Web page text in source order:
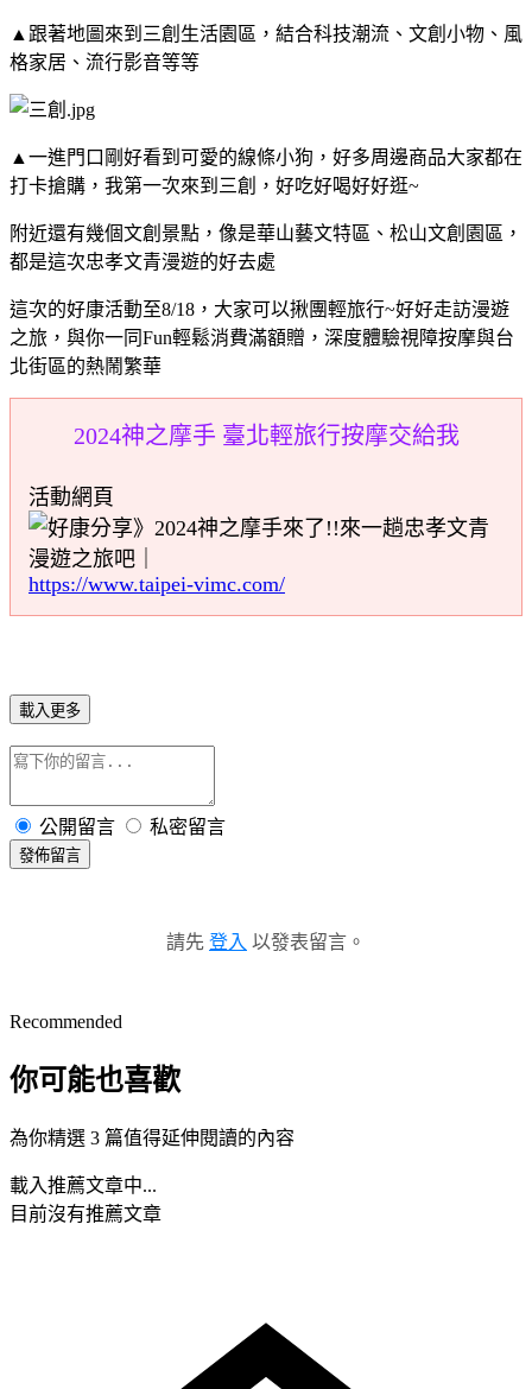
▲跟著地圖來到三創生活園區，結合科技潮流、文創小物、風
格家居、流行影音等等
▲一進門口剛好看到可愛的線條小狗，好多周邊商品大家都在
打卡搶購，我第一次來到三創，好吃好喝好好逛~
附近還有幾個文創景點，像是華山藝文特區、松山文創園區，
都是這次忠孝文青漫遊的好去處
這次的好康活動至8/18，大家可以揪團輕旅行~好好走訪漫遊
之旅，與你一同Fun輕鬆消費滿額贈，深度體驗視障按摩與台
北街區的熱鬧繁華
2024神之摩手 臺北輕旅行按摩交給我
活動網頁
https://www.taipei-vimc.com/
載入更多
公開留言 私密留言
發佈留言
請先 登入 以發表留言。
Recommended
你可能也喜歡
為你精選 3 篇值得延伸閱讀的內容
載入推薦文章中...
目前沒有推薦文章